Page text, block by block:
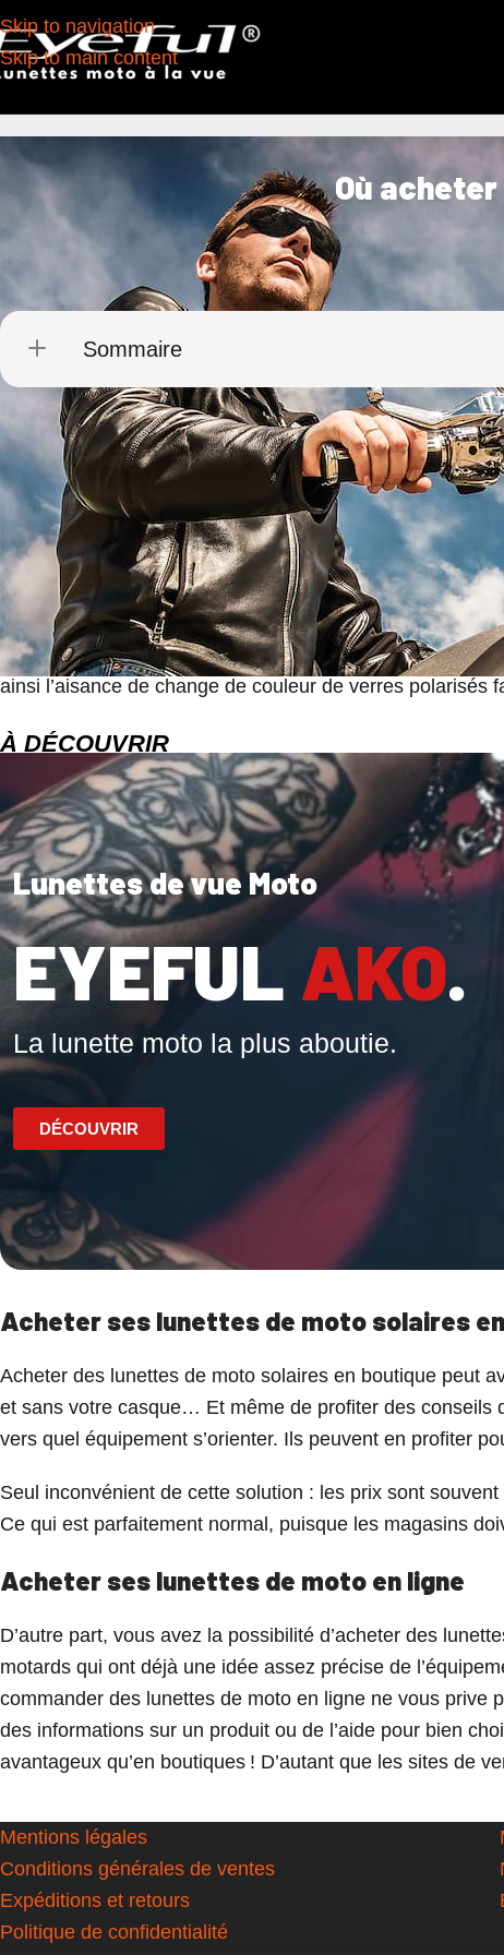
Skip to navigation
Skip to main content
Où
Sommaire
Vous souhaitez compléter votre équipement
spécialisées dans l’univers des motards, ou
Acheter ses lunettes de vue moto sur
Bien entendu, je vais prêcher pour ma paroisse en vous
parfaitement adapté au porteur de verres de correctifs,
indépendante où votre opticien pourra installer des
ainsi l’aisance de change de couleur de verres
À DÉCOUVRIR
Lunettes de vue Moto
EYEFUL AKO.
La lunette moto la plus aboutie.
DÉCOUVRIR
Acheter ses lunettes de moto solaires
Acheter des lunettes de moto solaires en boutique peut
et sans votre casque… Et même de profiter des conseils
vers quel équipement s’orienter. Ils peuvent en profiter
Seul inconvénient de cette solution : les prix sont
Ce qui est parfaitement normal, puisque les magasins
Acheter ses lunettes de moto en ligne
D’autre part, vous avez la possibilité d’acheter des
motards qui ont déjà une idée assez précise de
commander des lunettes de moto en ligne ne vous prive
des informations sur un produit ou de l’aide pour bien
avantageux qu’en boutiques ! D’autant que les sites de
Mentions légales
Conditions générales de ventes
Expéditions et retours
Politique de confidentialité